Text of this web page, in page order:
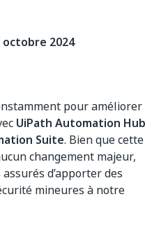
2024
pour améliorer
UiPath Automation Hub
Suite. Bien que cette
changement majeur,
d’apporter des
mineures à notre